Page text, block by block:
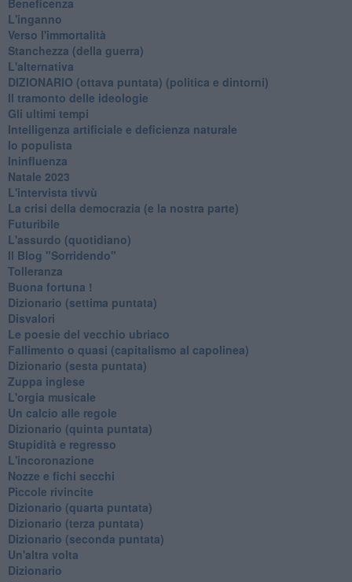
L'inganno
Verso l'immortalità
Stanchezza (della guerra)
L'alternativa
​DIZIONARIO (ottava puntata) (politica e dintorni)
Il tramonto delle ideologie
Gli ultimi tempi
Intelligenza artificiale e deficienza naturale
Io populista
Ininfluenza
Natale 2023
L'intervista tivvù
La crisi della democrazia (e la nostra parte)
Futuribile
L'assurdo (quotidiano)
Il Blog "Sorridendo"
Tolleranza
Buona fortuna !
​Dizionario (settima puntata)
Disvalori
Le poesie del vecchio ubriaco
Fallimento o quasi (capitalismo al capolinea)
Dizionario (sesta puntata)
Zuppa inglese
L'orgia musicale
Un calcio alle regole
Dizionario (quinta puntata)
Stupidità e regresso
L'incoronazione
Nozze e fichi secchi
Piccole rivincite
​Dizionario (quarta puntata)
​Dizionario (terza puntata)
​Dizionario (seconda puntata)
Un'altra volta
Dizionario